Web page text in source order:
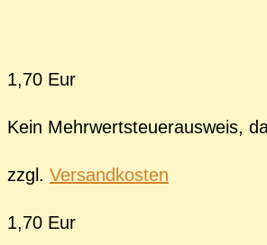
1,70 Eur
Kein Mehrwertsteuerausweis,
zzgl. Versandkosten
1,70 Eur